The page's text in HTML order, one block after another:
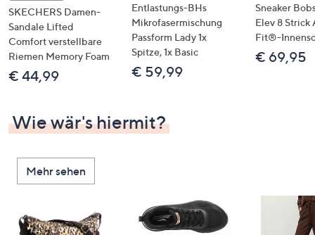
SKECHERS Damen-
Sandale Lifted
Comfort verstellbare
Riemen Memory Foam
€ 44,99
Entlastungs-BHs
Mikrofasermischung
Passform Lady 1x
Spitze, 1x Basic
€ 59,99
Sneaker
Elev 8 Strick
Fit®-
€ 69,95
Wie wär's hiermit?
Mehr sehen